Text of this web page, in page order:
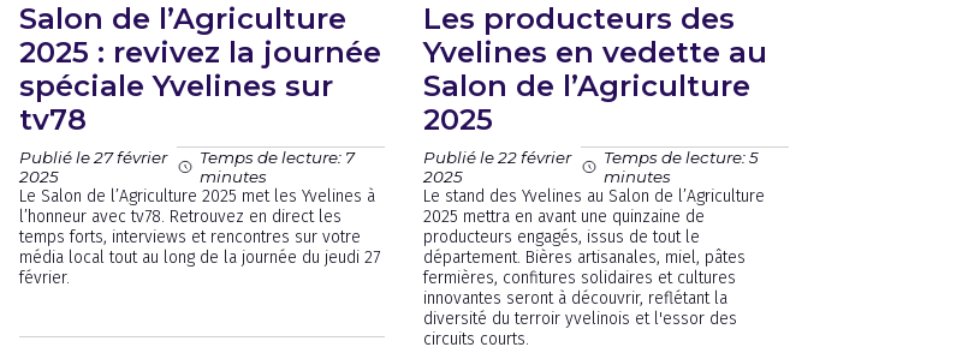
Salon de l’Agriculture
2025 : revivez la journée
spéciale Yvelines sur
tv78
Publié le 27 février
2025
Temps de lecture: 7
minutes
Le Salon de l’Agriculture 2025 met les Yvelines à
l’honneur avec tv78. Retrouvez en direct les
temps forts, interviews et rencontres sur votre
média local tout au long de la journée du jeudi 27
février.
Les producteurs des
Yvelines en vedette au
Salon de l’Agriculture
2025
Publié le 22 février
2025
Temps de lecture: 5
minutes
Le stand des Yvelines au Salon de l’Agriculture
2025 mettra en avant une quinzaine de
producteurs engagés, issus de tout le
département. Bières artisanales, miel, pâtes
fermières, confitures solidaires et cultures
innovantes seront à découvrir, reflétant la
diversité du terroir yvelinois et l'essor des
circuits courts.